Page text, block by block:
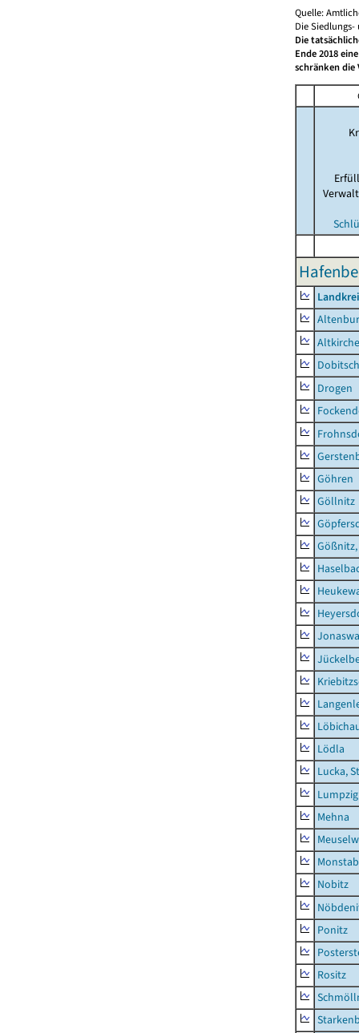
Quelle:
Die
Die
Ende 2018
schränken
Drogen
Göhren
Göllnitz
Lödla
Lucka,
Lumpzig
Mehna
Monstab
Nobitz
Ponitz
Rositz